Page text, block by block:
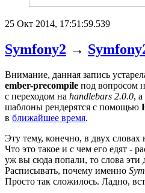
25 Окт 2014, 17:51:59.539
Symfony2 →
Внимание, данная запись
ember-precompile под вопросом
с переходом на handlebars 2.0.0,
шаблоны рендерятся с помощью
в ближайшее время.
Эту тему, конечно, в двух
Что это такое и с чем его едят -
уж вы сюда попали, то слова эти
Расписывать, почему именно
Просто так сложилось. Ладно,